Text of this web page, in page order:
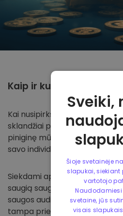
Kaip ir kur
Kai nusipirksite Kriptomat
sklandžiai pervesime valiutą į
piniginę mūsų platformoje.
savo individualią piniginę.
Siekdami apsaugoti savo
saugią saugyklą
saugos auditus. Dėl šio
tampa prieglobsčiu ir kitoms
Sveiki,
Šioje svetainėje
slapukai, siekiant
vartotojo
Naudodamiesi
svetaine, jūs
visais